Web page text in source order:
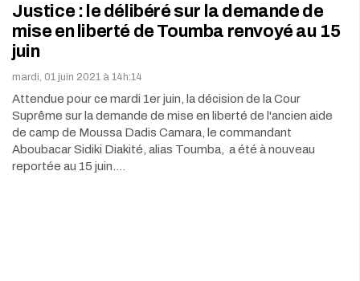
Justice : le délibéré sur la demande de
mise en liberté de Toumba renvoyé au 15
juin
mardi, 01 juin 2021 à 14h:14
Attendue pour ce mardi 1er juin, la décision de la Cour
Suprême sur la demande de mise en liberté de l'ancien aide
de camp de Moussa Dadis Camara, le commandant
Aboubacar Sidiki Diakité, alias Toumba, a été à nouveau
reportée au 15 juin.…